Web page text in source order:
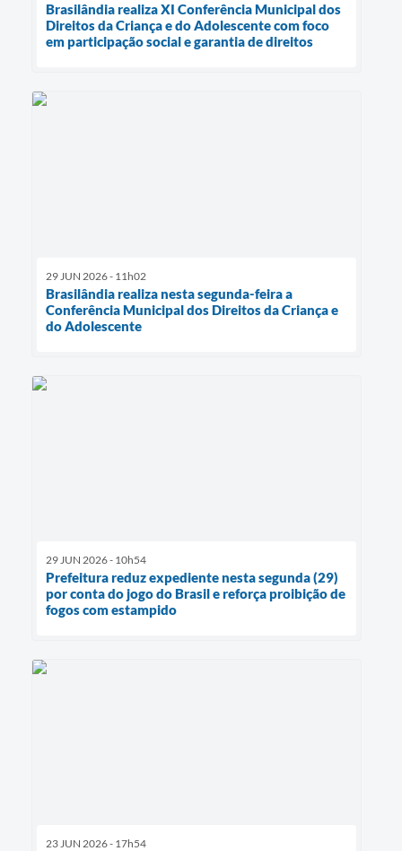
Brasilândia realiza XI Conferência Municipal dos
Direitos da Criança e do Adolescente com foco
em participação social e garantia de direitos
29 JUN 2026 - 11h02
Brasilândia realiza nesta segunda-feira a
Conferência Municipal dos Direitos da Criança e
do Adolescente
29 JUN 2026 - 10h54
Prefeitura reduz expediente nesta segunda (29)
por conta do jogo do Brasil e reforça proibição de
fogos com estampido
23 JUN 2026 - 17h54